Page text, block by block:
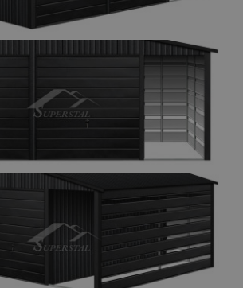
Besorolatlan